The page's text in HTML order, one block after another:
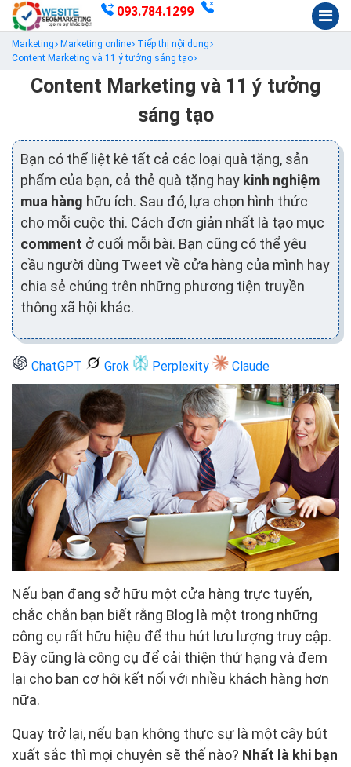
093.784.1299
Marketing Marketing online
Tiếp thị nội dung
Content Marketing và 11 ý tưởng sáng tạo
Content Marketing và 11 ý tưởng
sáng tạo
Bạn có thể liệt kê tất cả các loại quà tặng, sản
phẩm của bạn, cả thẻ quà tặng hay kinh nghiệm
mua hàng hữu ích. Sau đó, lựa chọn hình thức
cho mỗi cuộc thi. Cách đơn giản nhất là tạo mục
comment ở cuối mỗi bài. Bạn cũng có thể yêu
cầu người dùng Tweet về cửa hàng của mình hay
chia sẻ chúng trên những phương tiện truyền
thông xã hội khác.
ChatGPT Grok Perplexity Claude
Nếu bạn đang sở hữu một cửa hàng trực tuyến,
chắc chắn bạn biết rằng Blog là một trong những
công cụ rất hữu hiệu để thu hút lưu lượng truy cập.
Đây cũng là công cụ để cải thiện thứ hạng và đem
lại cho bạn cơ hội kết nối với nhiều khách hàng hơn
nữa.
Quay trở lại, nếu bạn không thực sự là một cây bút
xuất sắc thì mọi chuyên sẽ thế nào? Nhất là khi bạn